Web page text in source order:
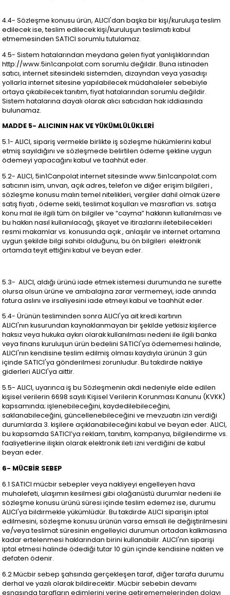
4.4- Sözleşme konusu ürün, ALICI'dan başka bir kişi/kuruluşa teslim
edilecek ise, teslim edilecek kişi/kuruluşun teslimatı kabul
etmemesinden SATICI sorumlu tutulamaz.
4.5- Sistem hatalarından meydana gelen fiyat yanlışlıklarından
http://www.5in1canpolat.com sorumlu değildir. Buna istinaden
satıcı, internet sitesindeki sistemden, dizayndan veya yasadışı
yollarla internet sitesine yapılabilecek müdahaleler sebebiyle
ortaya çıkabilecek tanıtım, fiyat hatalarından sorumlu değildir.
Sistem hatalarına dayalı olarak alıcı satıcıdan hak iddiasında
bulunamaz.
MADDE 5- ALICININ HAK VE YÜKÜMLÜLÜKLERİ
5.1- ALICI, sipariş vermekle birlikte iş sözleşme hükümlerini kabul
etmiş sayıldığını ve sözleşmede belirtilen ödeme şekline uygun
ödemeyi yapacağını kabul ve taahhüt eder.
5.2- ALICI, 5in1Canpolat internet sitesinde www.5in1canpolat.com
satıcının isim, unvan, açık adres, telefon ve diğer erişim bilgileri ,
sözleşme konusu malın temel nitelikleri, vergiler dahil olmak üzere
satış fiyatı , ödeme sekli, teslimat koşulları ve masrafları vs. satışa
konu mal ile ilgili tüm ön bilgiler ve “cayma” hakkının kullanılması ve
bu hakkın nasıl kullanılacağı, şikayet ve itirazlarını iletebilecekleri
resmi makamlar vs. konusunda açık , anlaşılır ve internet ortamına
uygun şekilde bilgi sahibi olduğunu, bu ön bilgileri elektronik
ortamda teyit ettiğini kabul ve beyan eder.
5.3- ALICI, aldığı ürünü iade etmek istemesi durumunda ne surette
olursa olsun ürüne ve ambalajına zarar vermemeyi, iade anında
fatura aslını ve irsaliyesini iade etmeyi kabul ve taahhüt eder.
5.4- Ürünün tesliminden sonra ALICI'ya ait kredi kartının
ALICI'nın kusurundan kaynaklanmayan bir şekilde yetkisiz kişilerce
haksız veya hukuka aykırı olarak kullanılması nedeni ile ilgili banka
veya finans kuruluşun ürün bedelini SATICI'ya ödememesi halinde,
ALICI'nın kendisine teslim edilmiş olması kaydıyla ürünün 3 gün
içinde SATICI'ya gönderilmesi zorunludur. Bu takdirde nakliye
giderleri ALICI'ya aittir.
5.5- ALICI, uyarınca iş bu Sözleşmenin akdi nedeniyle elde edilen
kişisel verilerin 6698 sayılı Kişisel Verilerin Korunması Kanunu (KVKK)
kapsamında; işlenebileceğini, kaydedilebileceğini,
saklanabileceğini, güncellenebileceğini ve mevzuatın izin verdiği
durumlarda 3. kişilere açıklanabileceğini kabul ve beyan eder. ALICI,
bu kapsamda SATICI’ya reklam, tanıtım, kampanya, bilgilendirme vs.
faaliyetlerine ilişkin olarak elektronik ileti izni verdiğini de kabul
beyan eder.
6- MÜCBİR SEBEP
6.1 SATICI mücbir sebepler veya nakliyeyi engelleyen hava
muhalefeti, ulaşımın kesilmesi gibi olağanüstü durumlar nedeni ile
sözleşme konusu ürünü süresi içinde teslim edemez ise, durumu
ALICI'ya bildirmekle yükümlüdür. Bu takdirde ALICI siparişin iptal
edilmesini, sözleşme konusu ürünün varsa emsali ile değiştirilmesini
ve/veya teslimat süresinin engelleyici durumun ortadan kalkmasına
kadar ertelenmesi haklarından birini kullanabilir. ALICI'nın siparişi
iptal etmesi halinde ödediği tutar 10 gün içinde kendisine nakten ve
defaten ödenir.
6.2 Mücbir sebep şahsında gerçekleşen taraf, diğer tarafa durumu
derhal ve yazılı olarak bildirecektir. Mücbir sebebin devamı
esnasında tarafların edimlerini yerine getirememelerinden dolayı